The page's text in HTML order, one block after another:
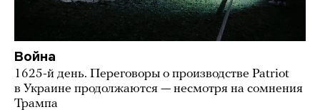
Война
1625-й день. Переговоры о производстве Patriot
в Украине продолжаются — несмотря на сомнения
Трампа